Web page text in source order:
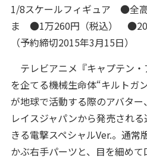
1/8スケールフィギュア ●全
ま ●1万260円（税込）
（予約締切2015年3月15日）
テレビアニメ『キャプテン・
を企てる機械生命体“キルトガ
が地球で活動する際のアバタ
レイスジャパンから発売され
きる電撃スペシャルVer.。通常
かぶ右手パーツと、目を細め